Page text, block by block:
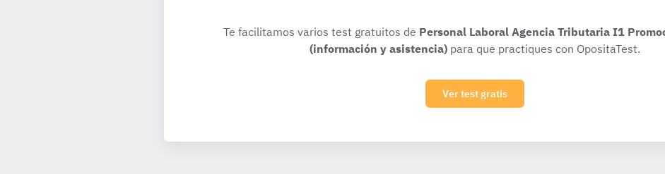
Te facilitamos varios test gratuitos de Personal Laboral Agencia Tributaria I1
(información y asistencia) para que practiques con OpositaTest.
Ver test gratis